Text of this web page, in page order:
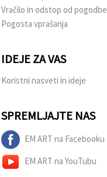
Vračilo in odstop od pogodbe
Pogosta vprašanja
IDEJE ZA VAS
Koristni nasveti in ideje
SPREMLJAJTE NAS
EM ART na Facebooku
EM ART na YouTubu